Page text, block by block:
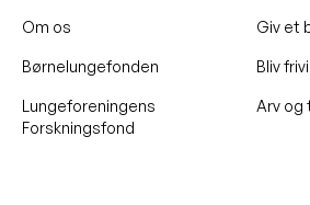
Om os
Børnelungefonden
Lungeforeningens
Forskningsfond
Giv et
Bliv
Arv og